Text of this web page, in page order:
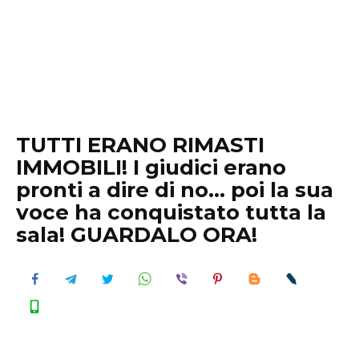
TUTTI ERANO RIMASTI
IMMOBILI! I giudici erano
pronti a dire di no… poi la sua
voce ha conquistato tutta la
sala! GUARDALO ORA!